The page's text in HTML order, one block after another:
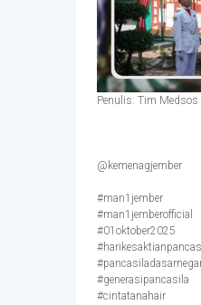
Penulis: Tim Medsos
@kemenagjember
#man1jember
#man1jemberofficial
#01oktober2025
#generasipancasila
#cintatanahair